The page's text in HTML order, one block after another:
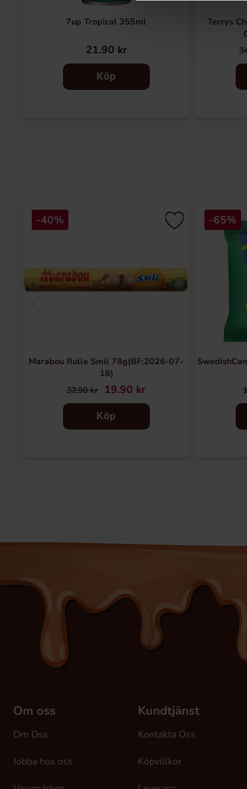
7up Tropical 355ml
21.90 kr
Köp
Terrys
-40%
Marabou Rulle Smil 78g(BF:2026-07-
18)
32.90 kr 19.90 kr
Köp
-65%
Om oss
Om Oss
Jobba hos oss
Kundtjänst
Kontakta Oss
Köpvillkor